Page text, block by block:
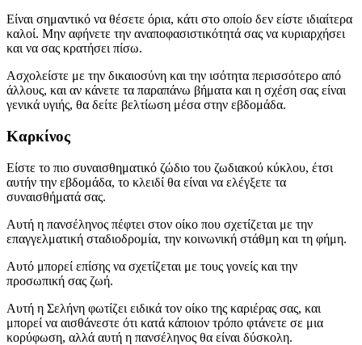
Είναι σημαντικό να θέσετε όρια, κάτι στο οποίο δεν είστε ιδιαίτερα
καλοί. Μην αφήνετε την αναποφασιστικότητά σας να κυριαρχήσει
και να σας κρατήσει πίσω.
Ασχολείστε με την δικαιοσύνη και την ισότητα περισσότερο από
άλλους, και αν κάνετε τα παραπάνω βήματα και η σχέση σας είναι
γενικά υγιής, θα δείτε βελτίωση μέσα στην εβδομάδα.
Καρκίνος
Είστε το πιο συναισθηματικό ζώδιο του ζωδιακού κύκλου, έτσι
αυτήν την εβδομάδα, το κλειδί θα είναι να ελέγξετε τα
συναισθήματά σας.
Αυτή η πανσέληνος πέφτει στον οίκο που σχετίζεται με την
επαγγελματική σταδιοδρομία, την κοινωνική στάθμη και τη φήμη.
Αυτό μπορεί επίσης να σχετίζεται με τους γονείς και την
προσωπική σας ζωή.
Αυτή η Σελήνη φωτίζει ειδικά τον οίκο της καριέρας σας, και
μπορεί να αισθάνεστε ότι κατά κάποιον τρόπο φτάνετε σε μια
κορύφωση, αλλά αυτή η πανσέληνος θα είναι δύσκολη.